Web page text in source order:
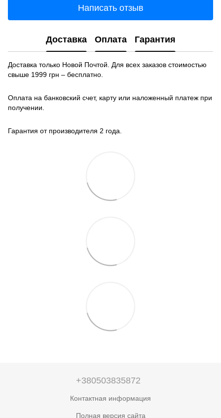
Написать отзыв
Доставка Оплата Гарантия
Доставка только Новой Почтой. Для всех заказов стоимостью
свыше 1999 грн – бесплатно.
Оплата на банковский счет, карту или наложенный платеж при
получении.
Гарантия от производителя 2 года.
+380503835872
Контактная информация
Полная версия сайта